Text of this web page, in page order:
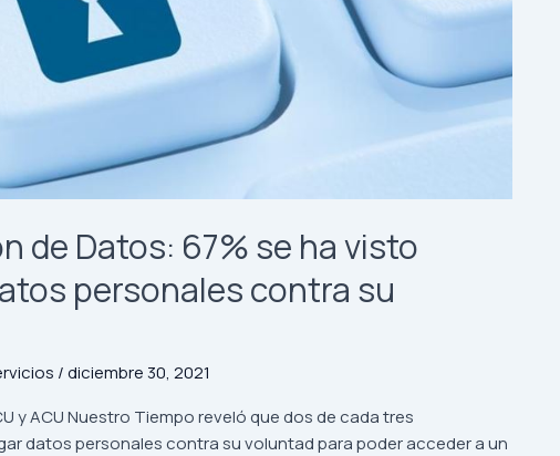
de Datos: 67% se ha visto
personales contra su
/diciembre 30, 2021
y ACU Nuestro Tiempo reveló que dos de cada tres
datos personales contra su voluntad para poder acceder a un